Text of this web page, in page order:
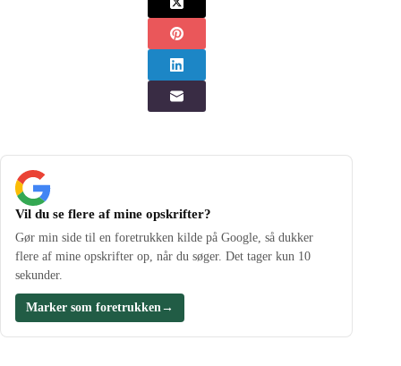
Vil du se flere af mine opskrifter?
Gør min side til en foretrukken kilde på Google, så dukker
flere af mine opskrifter op, når du søger. Det tager kun 10
sekunder.
Marker som foretrukken→